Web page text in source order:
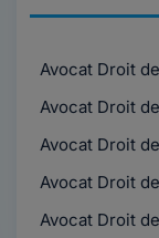
Avocat Droit
Avocat Droit
Avocat Droit
Avocat Droit
Avocat Droit